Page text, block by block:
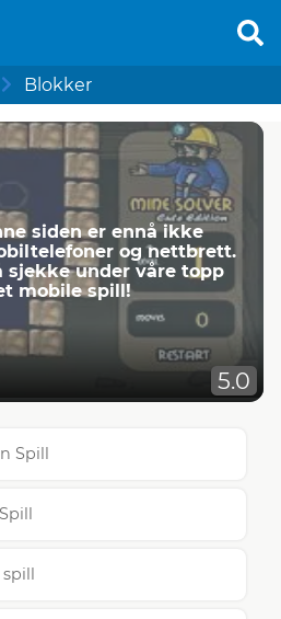
Blokker
siden er ennå ikke
og nettbrett.
sjekke under våre topp
mobile spill!
5.0
Spill